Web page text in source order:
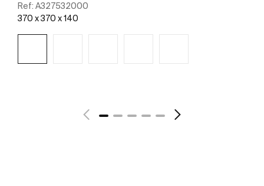
Ref: A327532000
370 x 370 x 140